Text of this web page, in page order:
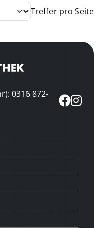
Treffer pro Seite
0316 872-